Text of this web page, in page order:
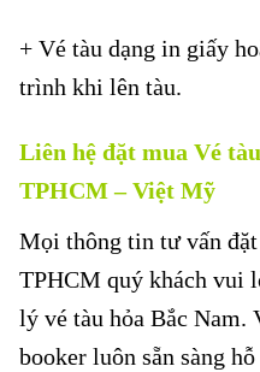
+ Vé tàu dạng in giấy
trình khi lên tàu.
Liên hệ đặt mua Vé
TPHCM – Việt Mỹ
Mọi thông tin tư vấn đặt
TPHCM quý khách vui
lý vé tàu hỏa Bắc
booker luôn sẵn sàng